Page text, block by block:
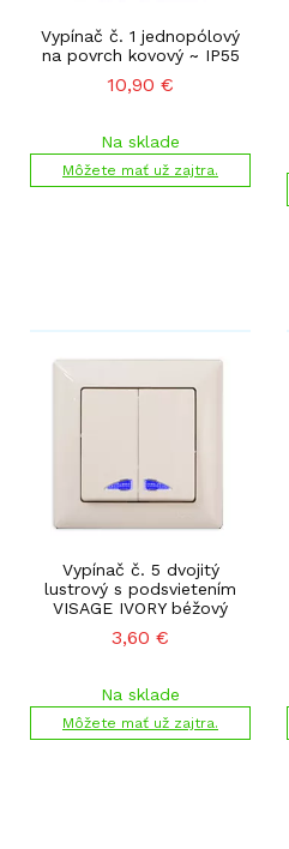
Vypínač č. 1 jednopólový
na povrch kovový ~ IP55
10,90 €
Na sklade
Môžete mať už zajtra.
Vypínač č. 5 dvojitý
lustrový s podsvietením
VISAGE IVORY béžový
3,60 €
Na sklade
Môžete mať už zajtra.